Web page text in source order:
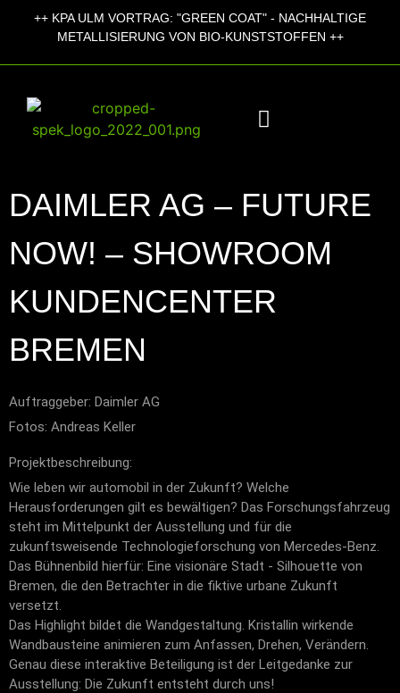
++ KPA ULM VORTRAG: "GREEN COAT" - NACHHALTIGE
METALLISIERUNG VON BIO-KUNSTSTOFFEN ++
DAIMLER AG – FUTURE
NOW! – SHOWROOM
KUNDENCENTER
BREMEN
Auftraggeber: Daimler AG
Fotos: Andreas Keller
Projektbeschreibung:
Wie leben wir automobil in der Zukunft? Welche
Herausforderungen gilt es bewältigen? Das Forschungsfahrzeug
steht im Mittelpunkt der Ausstellung und für die
zukunftsweisende Technologieforschung von Mercedes-Benz.
Das Bühnenbild hierfür: Eine visionäre Stadt - Silhouette von
Bremen, die den Betrachter in die fiktive urbane Zukunft
versetzt.
Das Highlight bildet die Wandgestaltung. Kristallin wirkende
Wandbausteine animieren zum Anfassen, Drehen, Verändern.
Genau diese interaktive Beteiligung ist der Leitgedanke zur
Ausstellung: Die Zukunft entsteht durch uns!